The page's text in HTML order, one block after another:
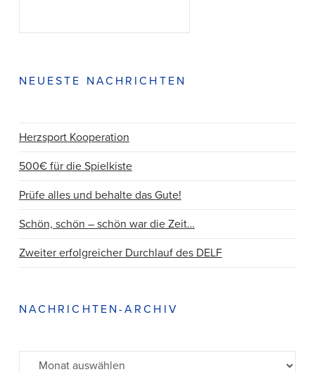
VIEW POST
NEUESTE NACHRICHTEN
Herzsport Kooperation
500€ für die Spielkiste
Prüfe alles und behalte das Gute!
Schön, schön – schön war die Zeit…
Zweiter erfolgreicher Durchlauf des DELF
NACHRICHTEN-ARCHIV
Archiv